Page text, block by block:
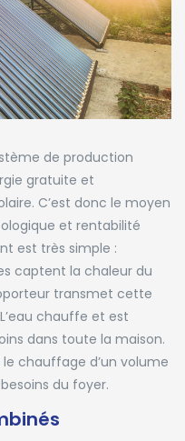
de production
gratuite et
C’est donc le moyen
et rentabilité
est très simple :
captent la chaleur du
transmet cette
chauffe et est
dans toute la maison.
chauffage d’un volume
du foyer.